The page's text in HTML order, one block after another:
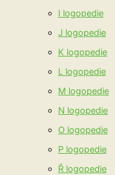
I logopedie
J logopedie
K logopedie
L logopedie
M logopedie
N logopedie
O logopedie
P logopedie
Ř logopedie